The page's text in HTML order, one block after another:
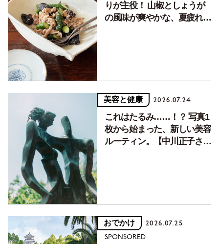
りが主役！ 山椒としょうが
の風味が爽やかな、夏疲れを
美容と健康 2026.07.24
これはたるみ……！？ 写真1
枚から始まった、新しい美容
ルーティン。【中川正子さん
おでかけ 2026.07.25
SPONSORED